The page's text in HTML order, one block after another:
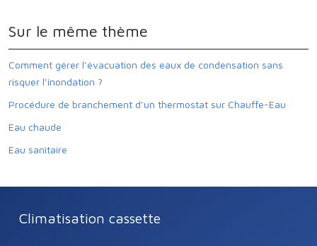
Sur le même thème
Comment gérer l’évacuation des eaux de condensation sans
risquer l’inondation ?
Procédure de branchement d’un thermostat sur Chauffe-Eau
Eau chaude
Eau sanitaire
Climatisation cassette